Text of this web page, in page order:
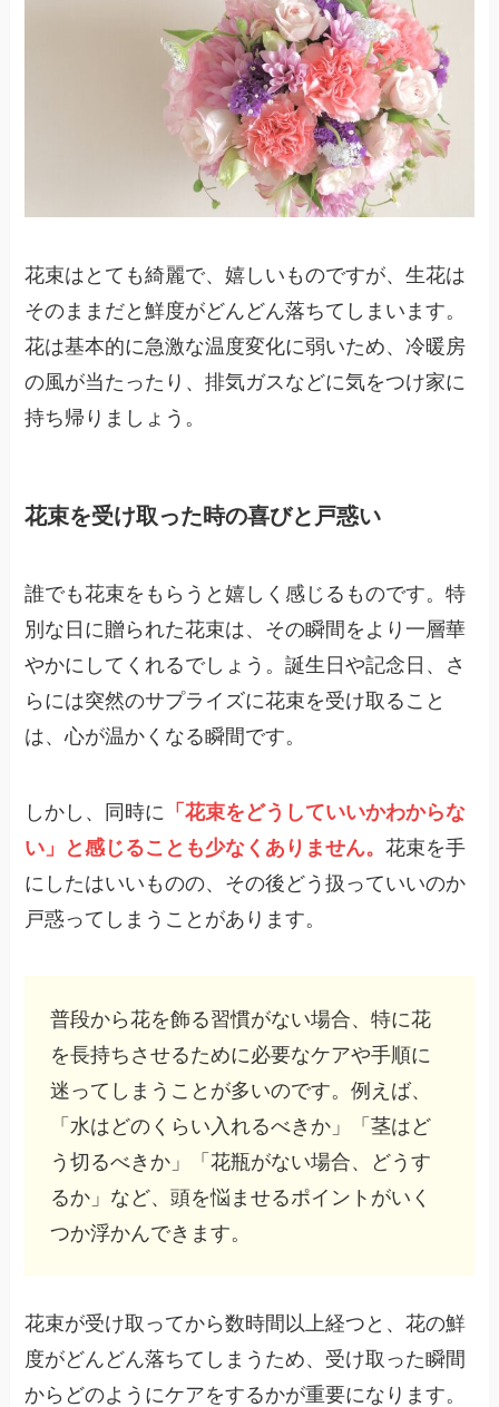
花束はとても綺麗で、嬉しいものですが、生花は
そのままだと鮮度がどんどん落ちてしまいます。
花は基本的に急激な温度変化に弱いため、冷暖房
の風が当たったり、排気ガスなどに気をつけ家に
持ち帰りましょう。
花束を受け取った時の喜びと戸惑い
誰でも花束をもらうと嬉しく感じるものです。特
別な日に贈られた花束は、その瞬間をより一層華
やかにしてくれるでしょう。誕生日や記念日、さ
らには突然のサプライズに花束を受け取ること
は、心が温かくなる瞬間です。
しかし、同時に 「花束をどうしていいかわからな
い」と感じることも少なくありません。花束を手
にしたはいいものの、その後どう扱っていいのか
戸惑ってしまうことがあります。
普段から花を飾る習慣がない場合、特に花
を長持ちさせるために必要なケアや手順に
迷ってしまうことが多いのです。例えば、
「水はどのくらい入れるべきか」「茎はど
う切るべきか」「花瓶がない場合、どうす
るか」など、頭を悩ませるポイントがいく
つか浮かんできます。
花束が受け取ってから数時間以上経つと、花の鮮
度がどんどん落ちてしまうため、受け取った瞬間
からどのようにケアをするかが重要になります。